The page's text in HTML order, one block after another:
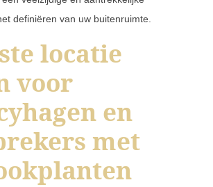
definiëren van uw buitenruimte.
locatie
voor
en
met